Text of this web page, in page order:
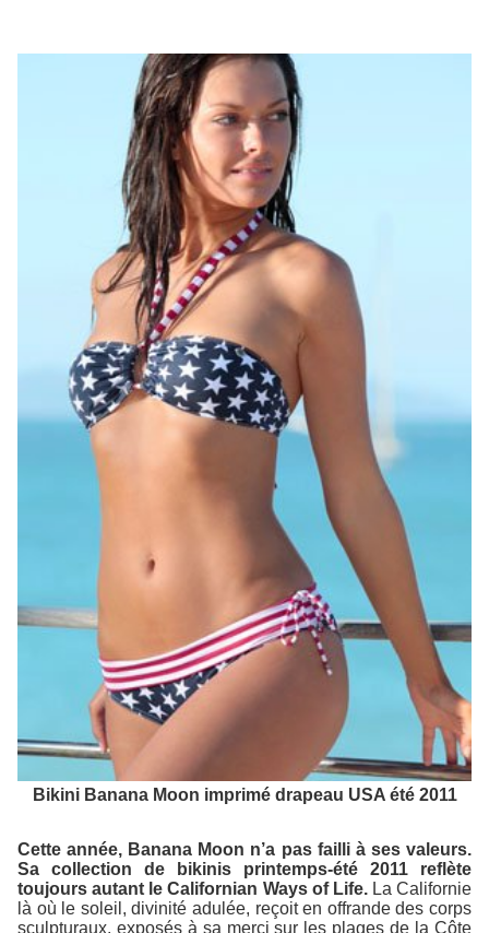
Bikini Banana Moon imprimé drapeau USA été 2011
Cette année, Banana Moon n’a pas failli à ses valeurs.
Sa collection de bikinis printemps-été 2011 reflète
toujours autant le Californian Ways of Life. La Californie
là où le soleil, divinité adulée, reçoit en offrande des corps
sculpturaux, exposés à sa merci sur les plages de la Côte